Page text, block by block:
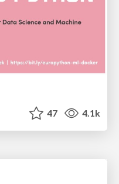
47 4.1k